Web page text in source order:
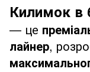
Килимок в
— це
лайнер,